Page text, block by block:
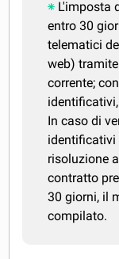
L'imposta
entro 30
telematici
web)
corrente;
In caso di
identificativi
risoluzione
contratto
30 giorni, il
compilato.